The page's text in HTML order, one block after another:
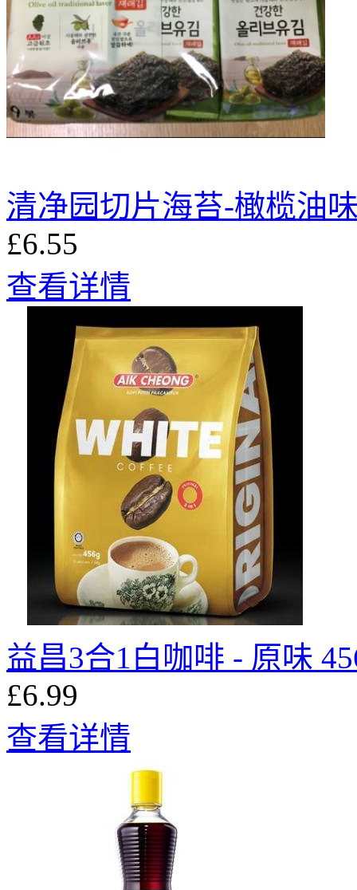
清净园切片海苔-橄榄油
£6.55
查看详情
益昌3合1白咖啡 - 原味
£6.99
查看详情